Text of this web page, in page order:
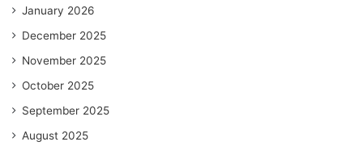
January 2026
December 2025
November 2025
October 2025
September 2025
August 2025